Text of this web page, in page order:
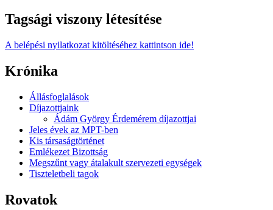
Tagsági viszony létesítése
A belépési nyilatkozat kitöltéséhez kattintson ide!
Krónika
Állásfoglalások
Díjazottjaink
Ádám György Érdemérem díjazottjai
Jeles évek az MPT-ben
Kis társaságtörténet
Emlékezet Bizottság
Megszűnt vagy átalakult szervezeti egységek
Tiszteletbeli tagok
Rovatok